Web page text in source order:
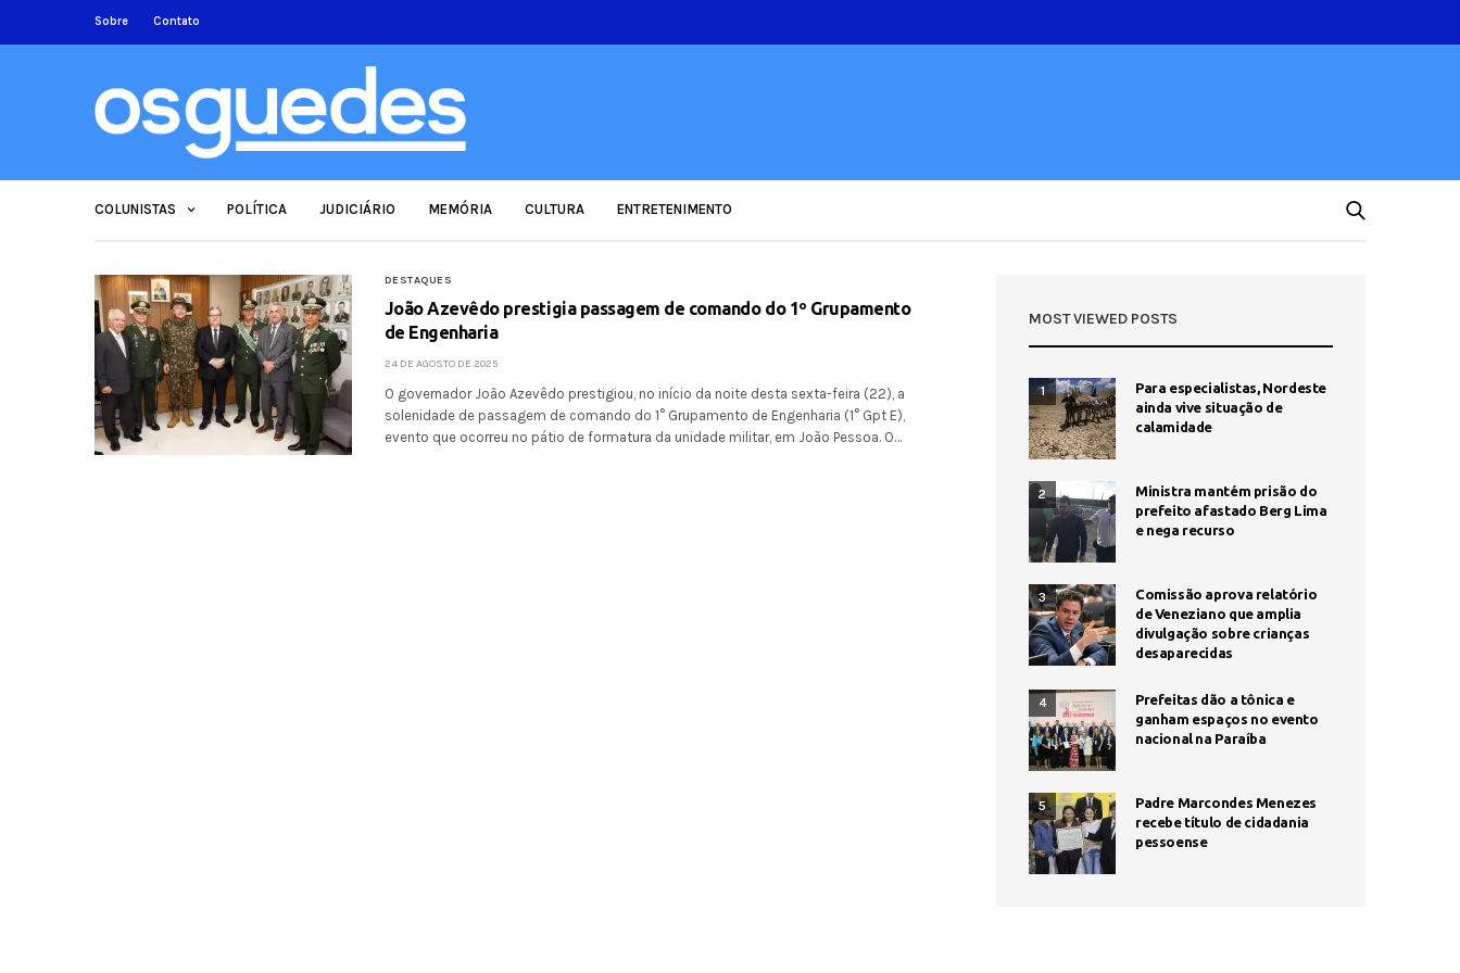
Sobre Contato
COLUNISTAS POLÍTICA JUDICIÁRIO MEMÓRIA CULTURA ENTRETENIMENTO
DESTAQUES
João Azevêdo prestigia passagem de comando do 1º Grupamento
de Engenharia
24 DE AGOSTO DE 2025
O governador João Azevêdo prestigiou, no início da noite desta sexta-feira (22), a
solenidade de passagem de comando do 1° Grupamento de Engenharia (1° Gpt E),
evento que ocorreu no pátio de formatura da unidade militar, em João Pessoa. O…
MOST VIEWED POSTS
1
Para especialistas, Nordeste
ainda vive situação de
calamidade
2
Ministra mantém prisão do
prefeito afastado Berg Lima
e nega recurso
3
Comissão aprova relatório
de Veneziano que amplia
divulgação sobre crianças
desaparecidas
4
Prefeitas dão a tônica e
ganham espaços no evento
nacional na Paraíba
5
Padre Marcondes Menezes
recebe título de cidadania
pessoense